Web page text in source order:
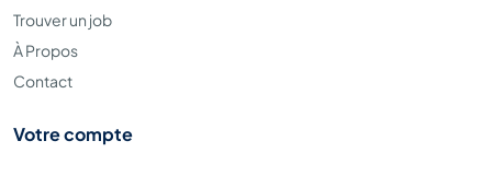
Trouver un job
À Propos
Contact
Votre compte